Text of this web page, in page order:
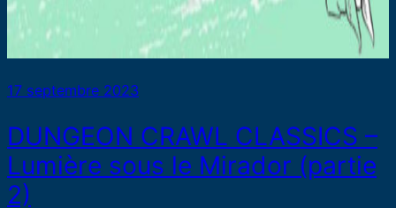
17 septembre 2023
DUNGEON CRAWL CLASSICS –
Lumière sous le Mirador (partie
2)